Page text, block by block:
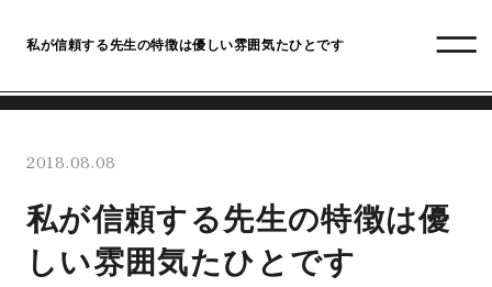
私が信頼する先生の特徴は優しい雰囲気たひとです
2018.08.08
私が信頼する先生の特徴は優
しい雰囲気たひとです